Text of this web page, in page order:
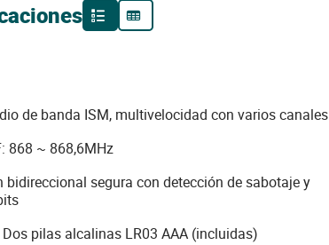
de banda ISM, multivelocidad con varios canales
868 ~ 868,6MHz
bidireccional segura con detección de sabotaje y
pilas alcalinas LR03 AAA (incluidas)